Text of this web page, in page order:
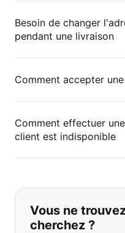
Besoin de changer
pendant une livraison
Comment accepter
Comment effectuer
client est indisponible
Si vous ne
Vous ne
cherchez ?